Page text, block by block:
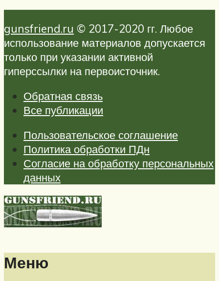
gunsfriend.ru © 2017-2020 гг. Любое
использование материалов допускается
только при указании активной
гиперссылки на первоисточник.
Обратная связь
Все публикации
Пользовательское соглашение
Политика обработки ПДн
Согласие на обработку персональных
данных
Меню